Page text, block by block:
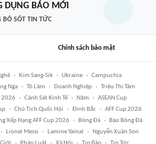
DỤNG BÁO MỚI
BỎ SÓT TIN TỨC
Chính sách bảo mật
Kim Sang-Sik Ukraine
Campuchia
Nga Tô Lâm Doanh Nghiệp
Triệu Thị Tâm
2026 Cảnh Sát Kinh Tế Năm
ASEAN Cup
Chủ Tịch Quốc Hội Đình Bắc
AFF Cup 2026
Xếp Hạng AFF Cup 2026 Bóng Đá
Báo Bóng Đá
Lionel Messi Lamine Yamal
Nguyễn Xuân Son